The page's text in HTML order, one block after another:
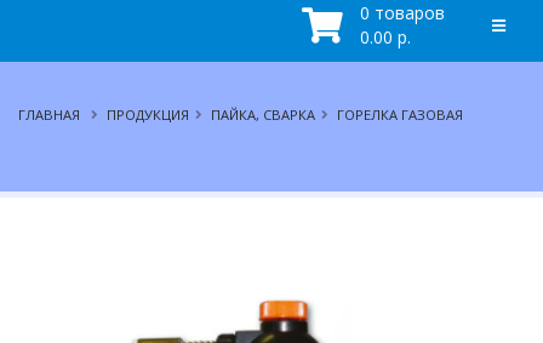
0 товаров
0.00 р.
ГЛАВНАЯ ПРОДУКЦИЯ ПАЙКА, СВАРКА ГОРЕЛКА ГАЗОВАЯ